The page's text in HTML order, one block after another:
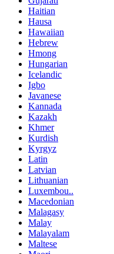
Haitian
Hausa
Hawaiian
Hebrew
Hmong
Hungarian
Icelandic
Igbo
Javanese
Kannada
Kazakh
Khmer
Kurdish
Kyrgyz
Latin
Latvian
Lithuanian
Luxembou..
Macedonian
Malagasy
Malay
Malayalam
Maltese